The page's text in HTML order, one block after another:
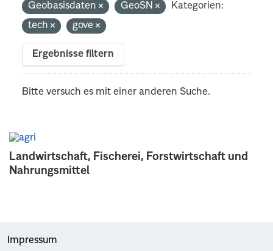
Landwirtschaft, Fischerei, Forstwirtschaft und
Nahrungsmittel
Geobasisdaten
GeoSN
Kategorien:
tech
gove
Ergebnisse filtern
Bitte versuch es mit einer anderen Suche.
Impressum